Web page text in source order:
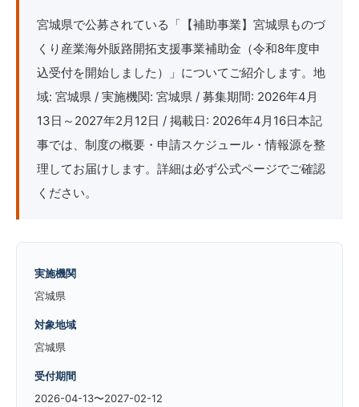
宮城県で公募されている「【補助事業】宮城県ものづ
くり産業海外販路開拓支援事業補助金（令和8年度申
込受付を開始しました）」についてご紹介します。地
域: 宮城県 / 実施機関: 宮城県 / 募集期間: 2026年4月
13日～2027年2月12日 / 掲載日: 2026年4月16日本記
事では、制度の概要・申請スケジュール・情報源を整
理してお届けします。詳細は必ず公式ページでご確認
ください。
実施機関
宮城県
対象地域
宮城県
受付期間
2026-04-13〜2027-02-12